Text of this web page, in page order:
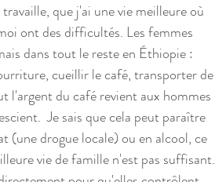
que j'ai une vie meilleure où
ont des difficultés. Les femmes
dans tout le reste en Éthiopie :
cueillir le café, transporter de
l'argent du café revient aux hommes
Je sais que cela peut paraître
(une drogue locale) ou en alcool, ce
vie de famille n'est pas suffisant.